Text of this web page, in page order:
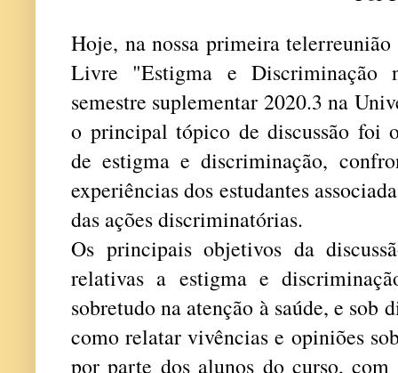
Hoje, na nossa primeira
Livre "Estigma e Discriminação
semestre suplementar 2020.3 na
o principal tópico de discussão foi
de estigma e discriminação,
experiências dos estudantes
das ações discriminatórias.
Os principais objetivos da
relativas a estigma e
sobretudo na atenção à saúde, e sob
como relatar vivências e opiniões
por parte dos alunos do curso,